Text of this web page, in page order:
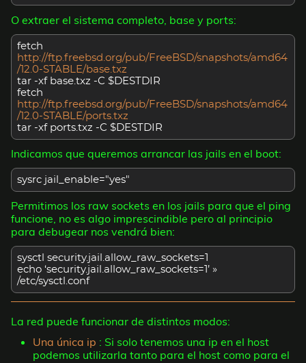
O extraer el sistema completo, base y ports:
fetch
http://ftp.freebsd.org/pub/FreeBSD/snapshots/amd64
/12.0-STABLE/base.txz
tar -xf base.txz -C $DESTDIR
fetch
http://ftp.freebsd.org/pub/FreeBSD/snapshots/amd64
/12.0-STABLE/ports.txz
tar -xf ports.txz -C $DESTDIR
Indicamos que queremos arrancar las jails en el boot:
sysrc jail_enable="yes"
Permitimos los raw sockets en los jails para que el ping
funcione, no es algo imprescindible pero al principio
para debugear nos vendrá bien:
sysctl security.jail.allow_raw_sockets=1
echo ‘security.jail.allow_raw_sockets=1’ »
/etc/sysctl.conf
La red puede funcionar de distintos modos:
Una única ip : Si solo tenemos una ip en el host
podemos utilizarla tanto para el host como para el